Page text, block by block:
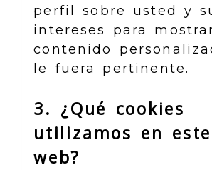
perfil sobre usted y
intereses para
contenido
le fuera pertinente.
3. ¿Qué cookies
utilizamos en
web?